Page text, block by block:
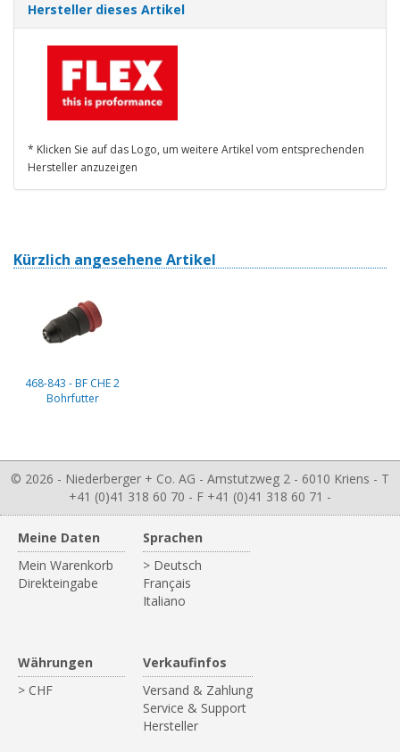
Hersteller dieses Artikel
* Klicken Sie auf das Logo, um weitere Artikel vom entsprechenden
Hersteller anzuzeigen
Kürzlich angesehene Artikel
468-843 - BF CHE 2
Bohrfutter
© 2026 - Niederberger + Co. AG - Amstutzweg 2 - 6010 Kriens - T
+41 (0)41 318 60 70 - F +41 (0)41 318 60 71 -
Meine Daten
Mein Warenkorb
Direkteingabe
Sprachen
> Deutsch
Français
Italiano
Währungen
> CHF
Verkaufinfos
Versand & Zahlung
Service & Support
Hersteller